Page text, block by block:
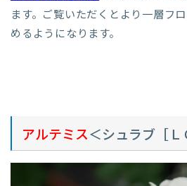
ます。ご覧いただくとより一層フ
めるようになります。
アルテミス＜シュラブ［Ｌ